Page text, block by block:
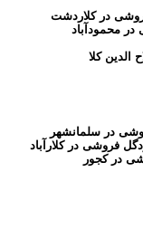
در کلاردشت
محمودآباد
کلا
در سلمانشهر
گل فروشی در کلارآباد
در کجور